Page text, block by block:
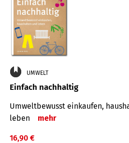
UMWELT
Einfach nachhaltig
Umweltbewusst einkaufen,
leben
mehr
16,90 €